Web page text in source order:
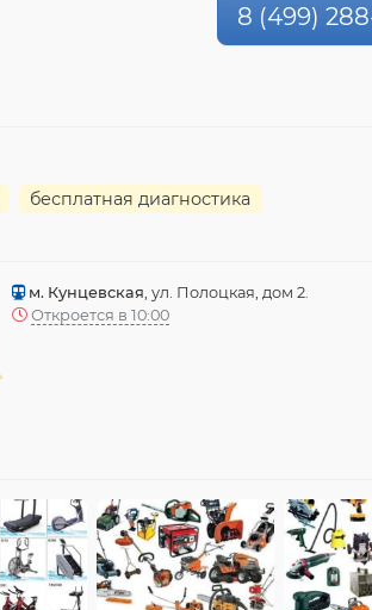
8 (499)
бесплатная диагностика
м. Кунцевская , ул. Полоцкая, дом 2.
Откроется в 10:00